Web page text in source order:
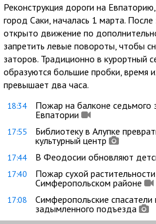
Реконструкция дороги на
город Саки, началась 1 марта.
открыто движение по
запретить левые повороты, чтобы
заторов. Традиционно в курортный
образуются большие пробки, время
превышает два часа.
18:34
Пожар на балконе седьмого
Евпатории
17:55
Библиотеку в Алупке
культурный центр
17:44 В Феодосии обновляют
17:40
Пожар сухой
Симферопольском районе
17:08
Симферопольские
задымленного подъезда